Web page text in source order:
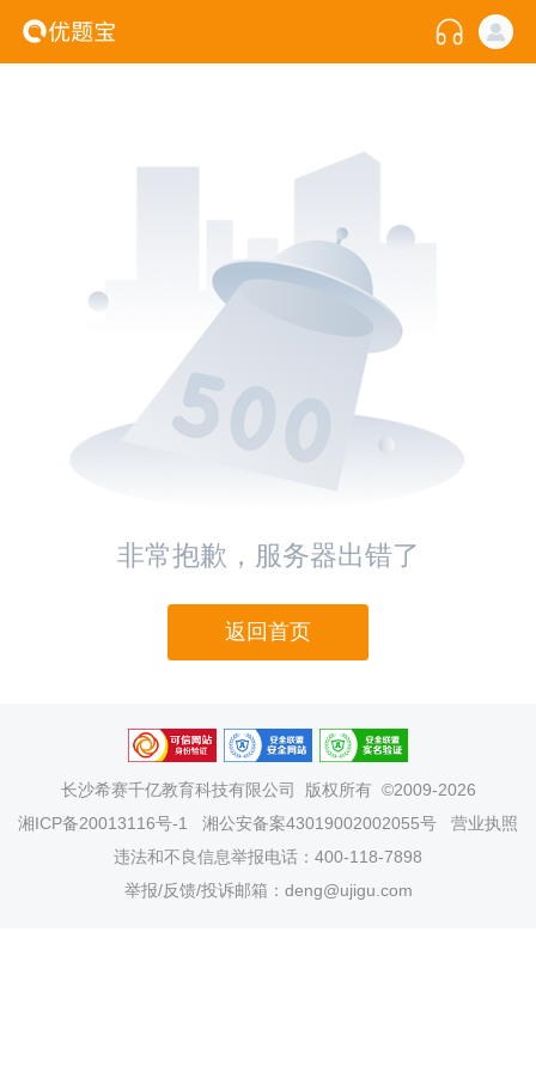
非常抱歉，服务器出错了
返回首页
长沙希赛千亿教育科技有限公司
版权所有 ©2009-2026
湘ICP备20013116号-1
湘公安备案43019002002055号
营业执照
违法和不良信息举报电话：400-118-7898
举报/反馈/投诉邮箱：deng@ujigu.com